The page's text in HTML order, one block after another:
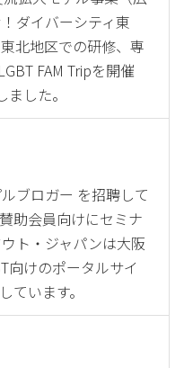
ダイバーシティ東
北地区での研修、専
FAM Tripを開催
した。
ブロガー を招聘して
助会員向けにセミナ
ト・ジャパンは大阪
向けのポータルサイ
ています。